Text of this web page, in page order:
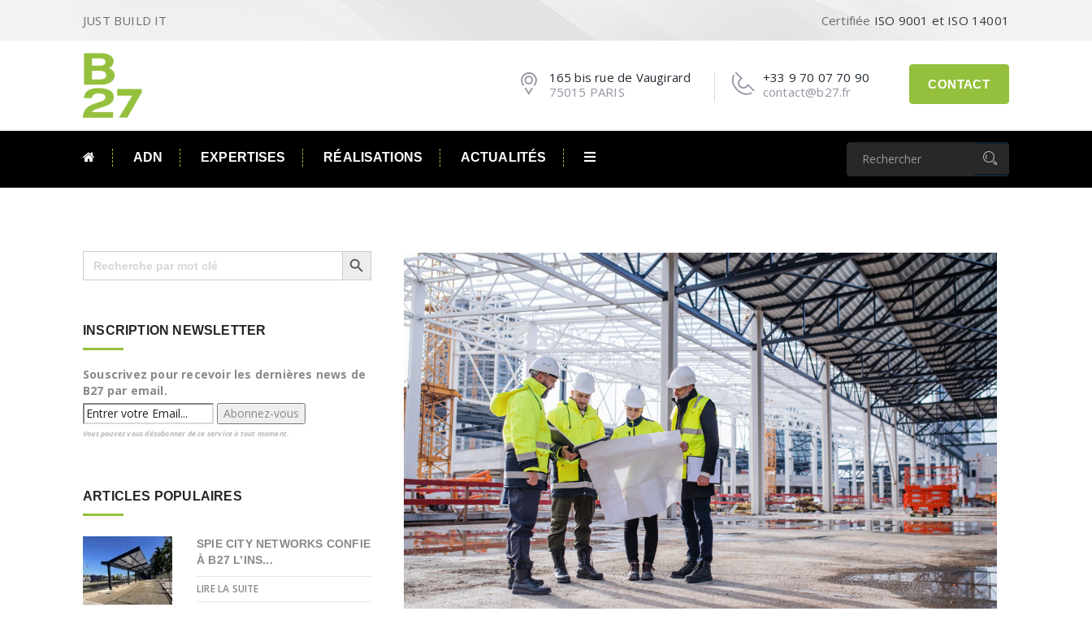
JUST BUILD IT Certifiée ISO 9001 et ISO 14001
CONTACT
+33 9 70 07 70 90
contact@b27.fr
165 bis rue de Vaugirard
75015 PARIS
ADN EXPERTISES RÉALISATIONS ACTUALITÉS
Search
for:
Search Button
INSCRIPTION NEWSLETTER
Souscrivez pour recevoir les dernières news de
B27 par email.
Vous pouvez vous désabonner de ce service à tout moment.
ARTICLES POPULAIRES
SPIE CITY NETWORKS CONFIE
À B27 L’INS...
LIRE LA SUITE